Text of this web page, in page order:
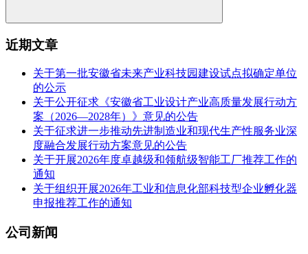
近期文章
关于第一批安徽省未来产业科技园建设试点拟确定单位
的公示
关于公开征求《安徽省工业设计产业高质量发展行动方
案（2026—2028年）》意见的公告
关于征求进一步推动先进制造业和现代生产性服务业深
度融合发展行动方案意见的公告
关于开展2026年度卓越级和领航级智能工厂推荐工作的
通知
关于组织开展2026年工业和信息化部科技型企业孵化器
申报推荐工作的通知
公司新闻